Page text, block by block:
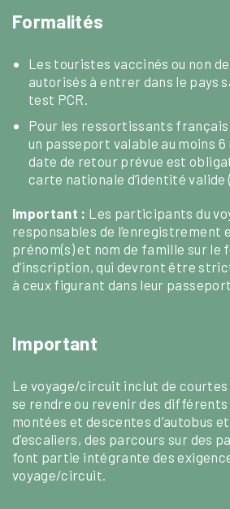
Formalités
Les touristes vaccinés ou non
autorisés à entrer dans le pays
test PCR.
Pour les ressortissants français
un passeport valable au moins 6
date de retour prévue est
carte nationale d’identité valide
Important : Les participants du
responsables de l’enregistrement
prénom(s) et nom de famille sur le
d’inscription, qui devront être
à ceux figurant dans leur
Important
Le voyage/circuit inclut de
se rendre ou revenir des
montées et descentes d’autobus
d’escaliers, des parcours sur des
font partie intégrante des
voyage/circuit.